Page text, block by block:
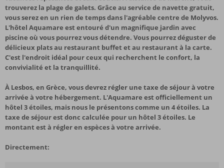
trouverez la plage de galets. Grâce au service de navette gratuit,
vous serez en un rien de temps dans l'agréable centre de Molyvos.
L'hôtel Aquamare est entouré d'un magnifique jardin avec
piscine où vous pourrez vous détendre. Vous pourrez déguster de
délicieux plats au restaurant buffet et au restaurant à la carte.
C'est l'endroit idéal pour ceux qui recherchent le confort, la
convivialité et la tranquillité.
À Lesbos, en Grèce, vous devrez régler une taxe de séjour à votre
arrivée à votre hébergement. L'Aquamare est officiellement un
hôtel 3 étoiles, mais nous le présentons comme un 4 étoiles. La
taxe de séjour est donc calculée pour un hôtel 3 étoiles. Le
montant est à régler en espèces à votre arrivée.
Directement: